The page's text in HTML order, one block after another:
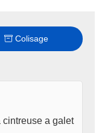
Colisage
cintreuse a galet